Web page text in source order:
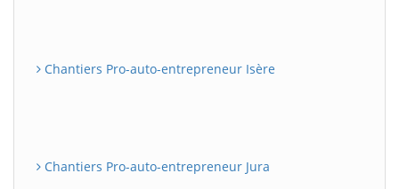
Chantiers Pro-auto-entrepreneur Isère
Chantiers Pro-auto-entrepreneur Jura